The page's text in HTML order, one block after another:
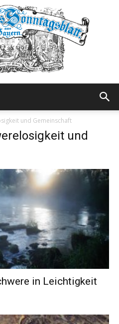
und Gemeinschaft
und
in Leichtigkeit